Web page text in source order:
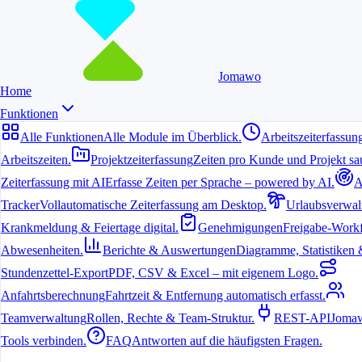
Jomawo
Home
Funktionen
Alle FunktionenAlle Module im Überblick.
Arbeitszeiten.
ProjektzeiterfassungZeiten pro Kunde und Projekt
Zeiterfassung mit AIErfasse Zeiten per Sprache – powered by AI.
TrackerVollautomatische Zeiterfassung am Desktop.
Krankmeldung & Feiertage digital.
GenehmigungenFreigabe-
Abwesenheiten.
Berichte & AuswertungenDiagramme, Statistiken
Stundenzettel-ExportPDF, CSV & Excel – mit eigenem Logo.
AnfahrtsberechnungFahrtzeit & Entfernung automatisch erfasst.
TeamverwaltungRollen, Rechte & Team-Struktur. REST-API
Tools verbinden.
FAQAntworten auf die häufigsten Fragen.
6. Juli 2026
Warum Zeiterfassung in München
besonders wichtig ist
München ist ein Hotspot für Freelancer, Agenturen und kleine
Teams. Die hohe Lebensqualität und die vielen Coworking-Spaces
machen die Stadt attraktiv, doch der Alltag bringt oft viele Termine
und wechselnde Projekte mit sich. Eine zuverlässige Zeiterfassung
hilft dabei, den Überblick zu behalten und Abrechnungen präzise zu